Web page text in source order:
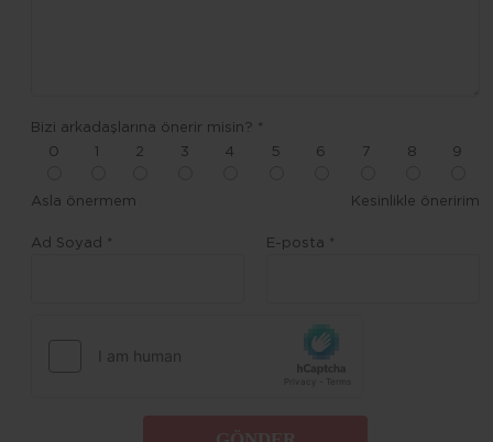
Bizi arkadaşlarına önerir misin? *
0
2 3 4 5 6 7 8 9
Asla önermem Kesinlikle öneririm
Ad Soyad * E-posta *